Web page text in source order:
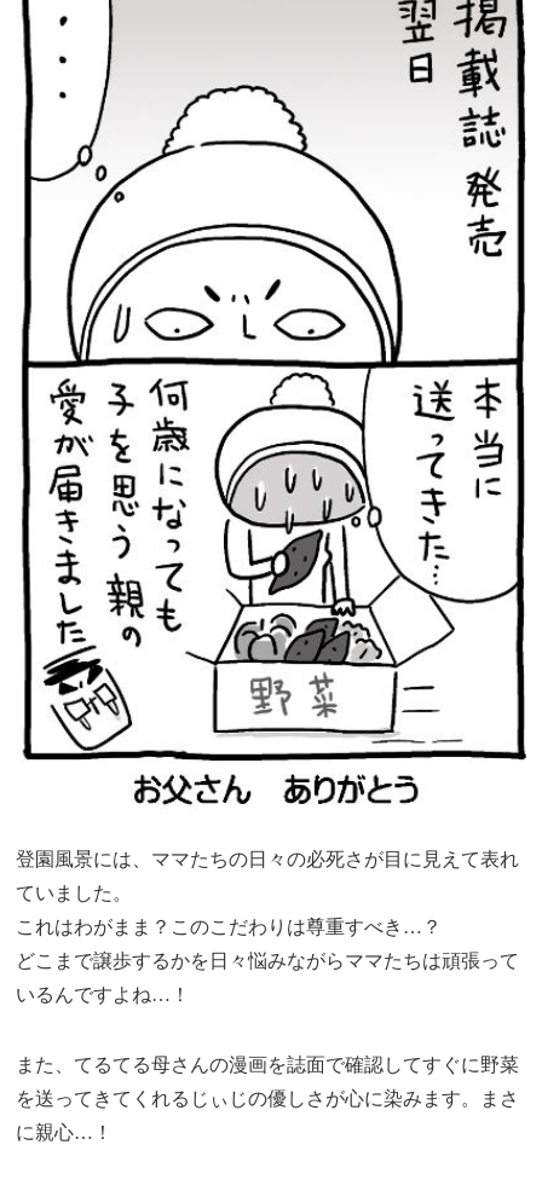
登園風景には、ママたちの日々の必死さが目に見えて表れ
ていました。
これはわがまま？このこだわりは尊重すべき…？
どこまで譲歩するかを日々悩みながらママたちは頑張って
いるんですよね…！
また、てるてる母さんの漫画を誌面で確認してすぐに野菜
を送ってきてくれるじぃじの優しさが心に染みます。まさ
に親心…！